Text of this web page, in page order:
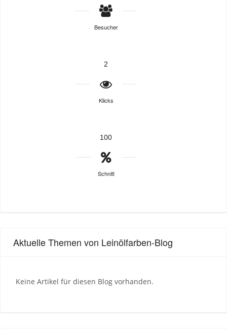
Besucher
2
Klicks
100
Schnitt
Aktuelle Themen von Leinölfarben-Blog
Keine Artikel für diesen Blog vorhanden.